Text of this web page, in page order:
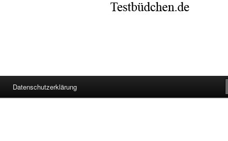
Datenschutzerklärung